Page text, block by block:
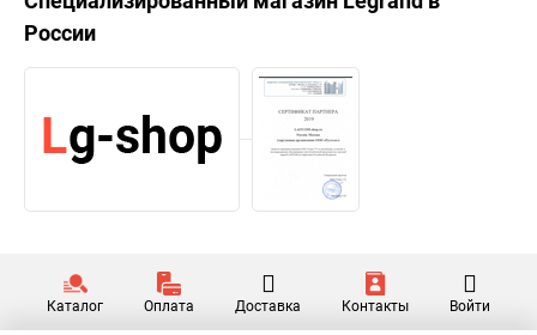
России
Каталог Оплата Доставка Контакты Войти